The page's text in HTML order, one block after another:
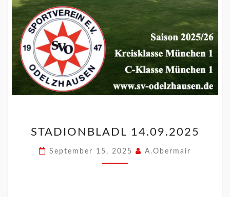
STADIONBLADL 14.09.2025
September 15, 2025 A.Obermair